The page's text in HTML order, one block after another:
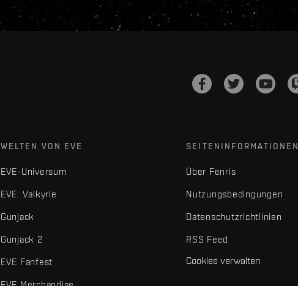
WELTEN VON EVE
EVE-Universum
EVE: Valkyrie
Gunjack
Gunjack 2
EVE Fanfest
SEITENINFORMATIONEN
Über Fenris
Nutzungsbedingungen
Datenschutzrichtlinien
RSS Feed
Cookies verwalten